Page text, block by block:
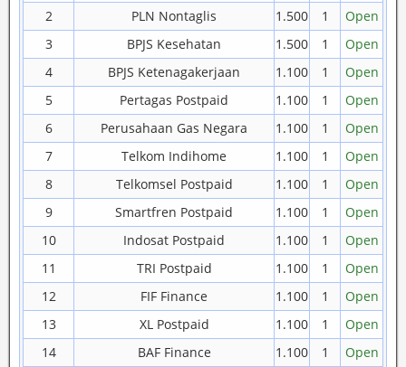
2
PLN Nontaglis 1.500 1
Open
3
BPJS Kesehatan 1.500 1
Open
4
BPJS Ketenagakerjaan 1.100 1
Open
5
Pertagas Postpaid 1.100 1
Open
6
Perusahaan Gas Negara 1.100 1
Open
7
Telkom Indihome 1.100 1
Open
8
Telkomsel Postpaid 1.100 1
Open
9
Smartfren Postpaid 1.100 1
Open
10
Indosat Postpaid 1.100 1
Open
11
TRI Postpaid 1.100 1
Open
12
FIF Finance 1.100 1
Open
13
XL Postpaid 1.100 1
Open
14
BAF Finance 1.100 1
Open